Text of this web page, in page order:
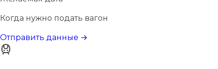
Когда нужно подать вагон
Отправить данные →